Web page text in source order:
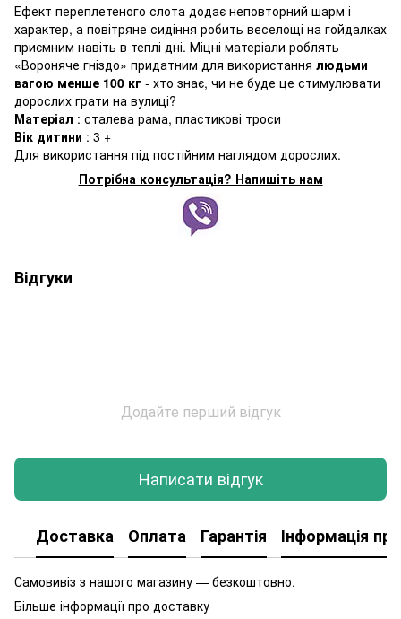
Ефект переплетеного слота додає неповторний шарм і
характер, а повітряне сидіння робить веселощі на гойдалках
приємним навіть в теплі дні. Міцні матеріали роблять
«Вороняче гніздо» придатним для використання людьми
вагою менше 100 кг - хто знає, чи не буде це стимулювати
дорослих грати на вулиці?
Матеріал : сталева рама, пластикові троси
Вік дитини : 3 +
Для використання під постійним наглядом дорослих.
Потрібна консультація? Напишіть нам
Відгуки
Додайте перший відгук
Написати відгук
Доставка Оплата Гарантія Інформація
Самовивіз з нашого магазину — безкоштовно.
Більше інформації про доставку